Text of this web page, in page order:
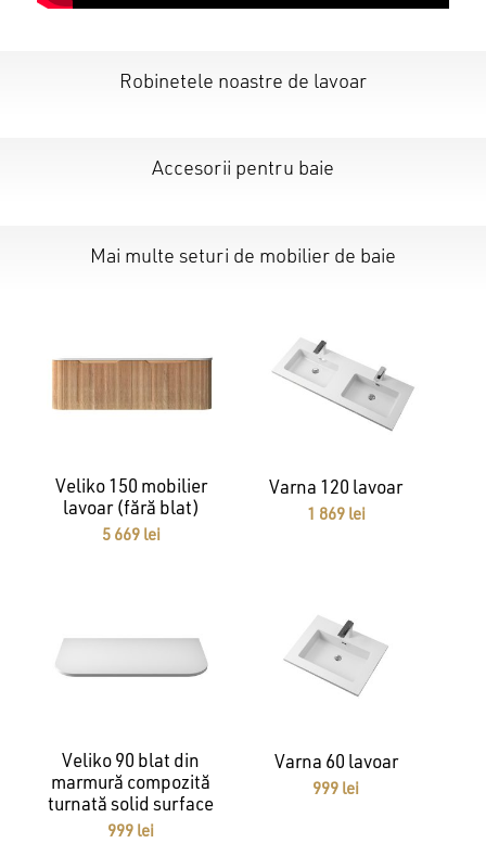
Nu ai niciun produs în coș.
Robinetele noastre de lavoar
Accesorii pentru baie
Mai multe seturi de mobilier de baie
Veliko 150 mobilier
lavoar (fără blat)
5 669 lei
Varna 120 lavoar
1 869 lei
Veliko 90 blat din
marmură compozită
turnată solid surface
999 lei
Varna 60 lavoar
999 lei